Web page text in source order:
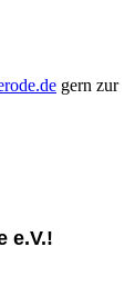
gern zur
e.V.!